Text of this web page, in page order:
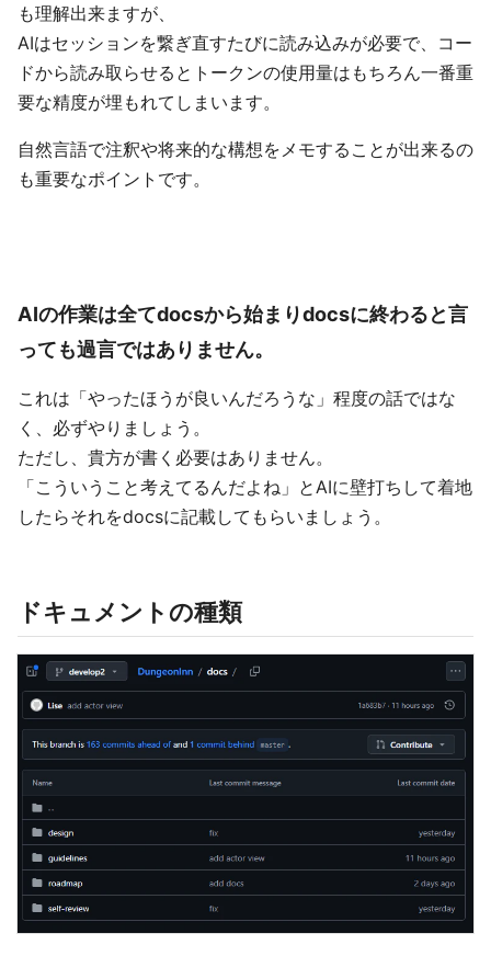
も理解出来ますが、
AIはセッションを繋ぎ直すたびに読み込みが必要で、コー
ドから読み取らせるとトークンの使用量はもちろん一番重
要な精度が埋もれてしまいます。
自然言語で注釈や将来的な構想をメモすることが出来るの
も重要なポイントです。
AIの作業は全てdocsから始まりdocsに終わると言
っても過言ではありません。
これは「やったほうが良いんだろうな」程度の話ではな
く、必ずやりましょう。
ただし、貴方が書く必要はありません。
「こういうこと考えてるんだよね」とAIに壁打ちして着地
したらそれをdocsに記載してもらいましょう。
ドキュメントの種類